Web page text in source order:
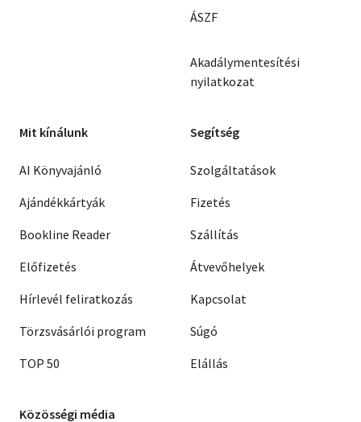
ÁSZF
Akadálymentesítési
nyilatkozat
Mit kínálunk
AI Könyvajánló
Ajándékkártyák
Bookline Reader
Előfizetés
Hírlevél feliratkozás
Törzsvásárlói program
TOP 50
Segítség
Szolgáltatások
Fizetés
Szállítás
Átvevőhelyek
Kapcsolat
Súgó
Elállás
Közösségi média